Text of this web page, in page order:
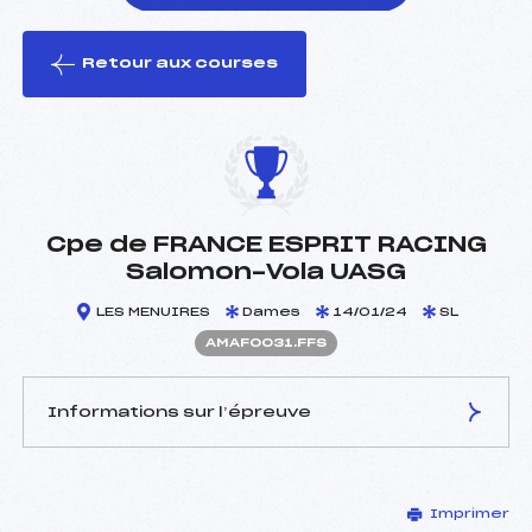
le ski
Retour aux courses
Cpe de FRANCE ESPRIT RACING
Salomon-Vola UASG
LES MENUIRES Dames 14/01/24 SL
AMAF0031.FFS
Informations sur l’épreuve
BELLIN GUILLAUME (SA)
Imprimer